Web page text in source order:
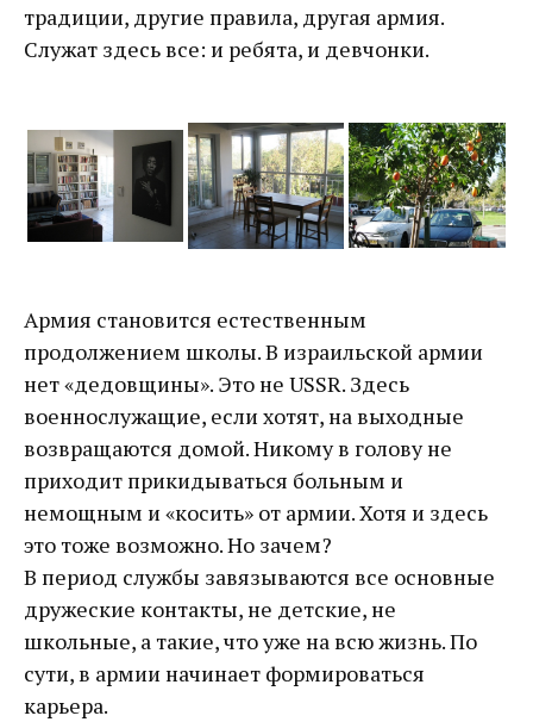
традиции, другие правила, другая армия.
Служат здесь все: и ребята, и девчонки.
Армия становится естественным
продолжением школы. В израильской армии
нет «дедовщины». Это не USSR. Здесь
военнослужащие, если хотят, на выходные
возвращаются домой. Никому в голову не
приходит прикидываться больным и
немощным и «косить» от армии. Хотя и здесь
это тоже возможно. Но зачем?
В период службы завязываются все основные
дружеские контакты, не детские, не
школьные, а такие, что уже на всю жизнь. По
сути, в армии начинает формироваться
карьера.